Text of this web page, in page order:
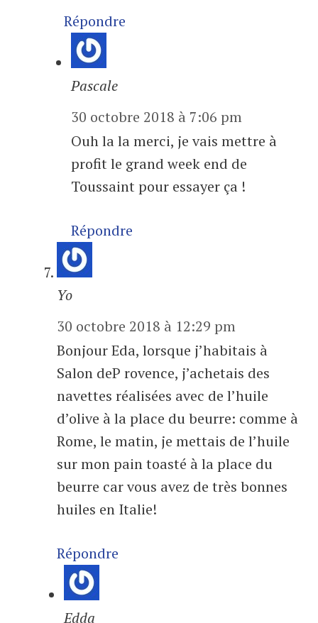
Répondre
Pascale
30 octobre 2018 à 7:06 pm
Ouh la la merci, je vais mettre à
profit le grand week end de
Toussaint pour essayer ça !
Répondre
Yo
30 octobre 2018 à 12:29 pm
Bonjour Eda, lorsque j’habitais à
Salon deP rovence, j’achetais des
navettes réalisées avec de l’huile
d’olive à la place du beurre: comme à
Rome, le matin, je mettais de l’huile
sur mon pain toasté à la place du
beurre car vous avez de très bonnes
huiles en Italie!
Répondre
Edda